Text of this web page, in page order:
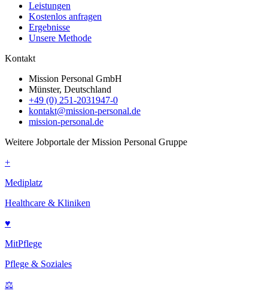
Leistungen
Kostenlos anfragen
Ergebnisse
Unsere Methode
Kontakt
Mission Personal GmbH
Münster, Deutschland
+49 (0) 251-2031947-0
kontakt@mission-personal.de
mission-personal.de
Weitere Jobportale der Mission Personal Gruppe
+
Mediplatz
Healthcare & Kliniken
♥
MitPflege
Pflege & Soziales
⚖